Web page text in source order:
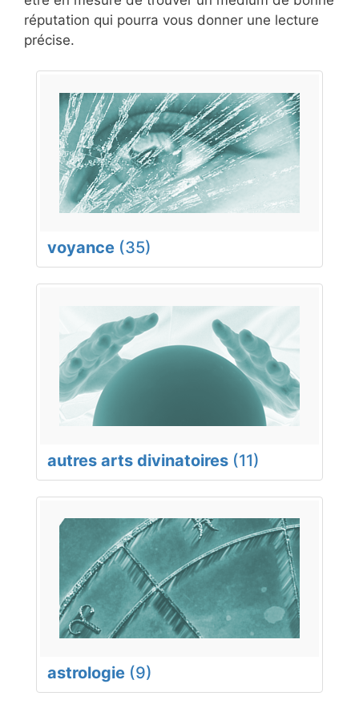
réputation qui pourra vous donner une lecture
précise.
voyance (35)
autres arts divinatoires (11)
astrologie (9)